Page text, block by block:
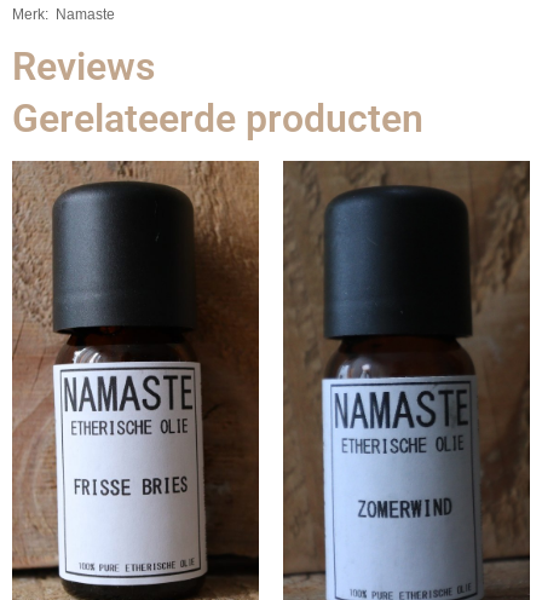
Merk: Namaste
Reviews
Gerelateerde producten